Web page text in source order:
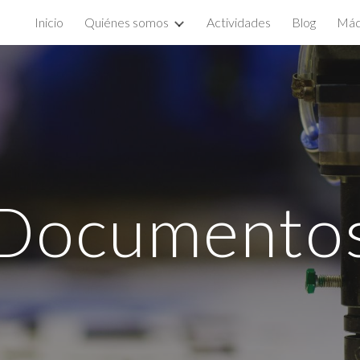
to main content Skip to
Inicio Quiénes somos Actividades Blog